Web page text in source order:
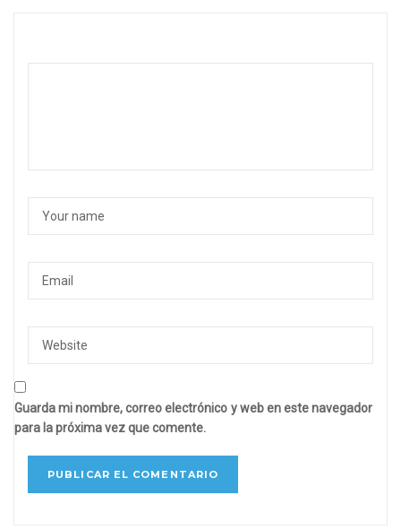
Guarda mi nombre, correo electrónico y web en este navegador
para la próxima vez que comente.